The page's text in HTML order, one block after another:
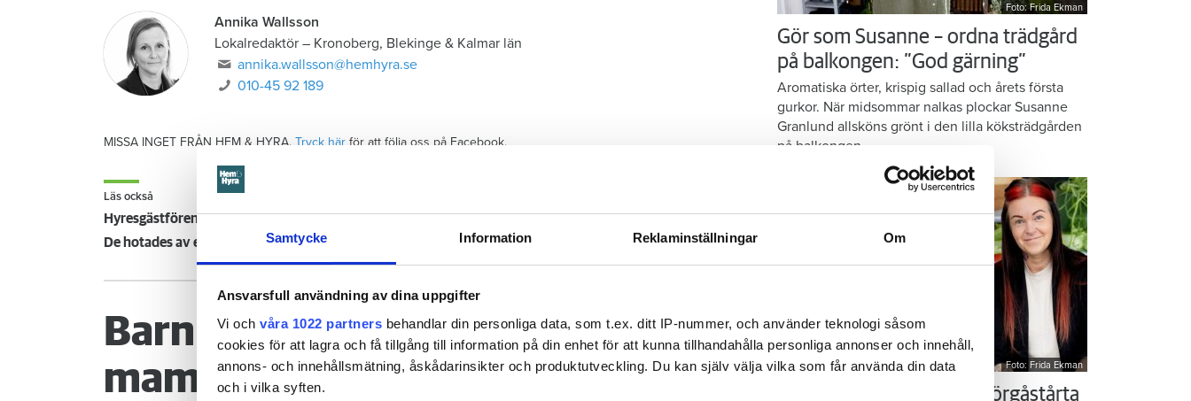
Samtycke Information Reklaminställningar Om
Ansvarsfull användning av dina uppgifter
Vi och våra 1022 partners behandlar din personliga data, som t.ex. ditt IP-nummer, och använder teknologi såsom
cookies för att lagra och få tillgång till information på din enhet för att kunna tillhandahålla personliga annonser och innehåll,
annons- och innehållsmätning, åskådarinsikter och produktutveckling. Du kan själv välja vilka som får använda din data
och i vilka syften.
Annika Wallsson
Lokalredaktör – Kronoberg, Blekinge & Kalmar län
annika.wallsson@hemhyra.se
010-45 92 189
MISSA INGET FRÅN HEM & HYRA. Tryck här för att följa oss på Facebook.
Läs också
Hyresgästföreningen kräver uppemot 4,45 procent i sänkt hyra: "Gränsen är nådd"
De hotades av en av landets högsta hyreshöjningar – nu är hyrorna klara
Barn glömde stänga av duschen –
mamman måste betala 300 000
Foto: Frida Ekman
Gör som Susanne – ordna trädgård
på balkongen: ”God gärning”
Aromatiska örter, krispig sallad och årets första
gurkor. När midsommar nalkas plockar Susanne
Granlund allsköns grönt i den lilla köksträdgården
på balkongen.
Foto: Frida Ekman
Messi älskar Victorias smörgåstårta